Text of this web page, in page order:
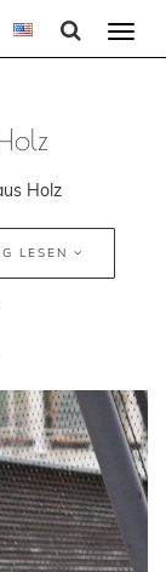
Holz
LESEN